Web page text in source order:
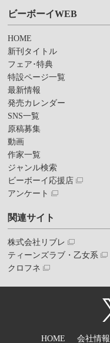
ビーボーイWEB
HOME
新刊タイトル
フェア･特典
特設ページ一覧
最新情報
発売カレンダー
SNS一覧
原稿募集
動画
作家一覧
ジャンル検索
ビーボーイ応援店
アンケート
関連サイト
株式会社リブレ
ティーンズラブ・乙女系
クロフネ
HOME 会社情報